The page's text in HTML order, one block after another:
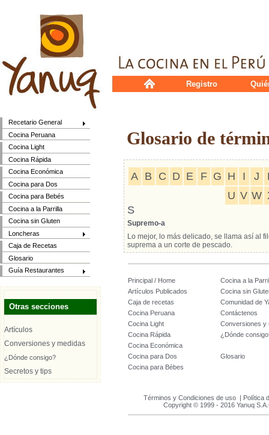
Recetario General
Cocina Peruana
Cocina Light
Cocina Rápida
Cocina Económica
Cocina para Dos
Cocina para Bebés
Cocina a la Parrilla
Cocina sin Gluten
Loncheras
Caja de Recetas
Glosario
Guía Restaurantes
Otras secciones
Artículos
Conversiones y medidas
¿Dónde consigo?
Secretos y tips
Registro
Glosario de
A B C D E F G H I J
U V W
S
Supremo-a
Lo mejor, lo más delicado, se llama así al
suprema a un corte de pescado.
Principal / Home
Cocina a la
Artículos Publicados
Cocina sin
Caja de recetas
Comunidad de
Cocina Peruana
Contáctenos
Cocina Light
Conversiones y
Cocina Rápida
¿Dónde
Cocina Económica
Cocina para Dos
Glosario
Cocina para Bébes
Términos y Condiciones de uso| Política
Copyright © 1999 - 2016 Yanuq